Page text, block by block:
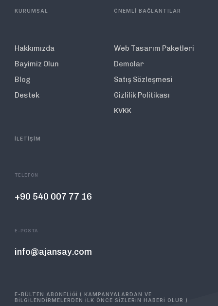
KURUMSAL
Hakkımızda
Bayimiz Olun
Blog
Destek
ÖNEMLİ BAĞLANTILAR
Web Tasarım Paketleri
Demolar
Satış Sözleşmesi
Gizlilik Politikası
KVKK
İLETİŞİM
TELEFON
+90 540 007 77 16
E-POSTA
info@ajansay.com
E-BÜLTEN ABONELİĞİ ( KAMPANYALARDAN VE
BİLGİLENDİRMELERDEN İLK ÖNCE SİZLERİN HABERİ OLUR )